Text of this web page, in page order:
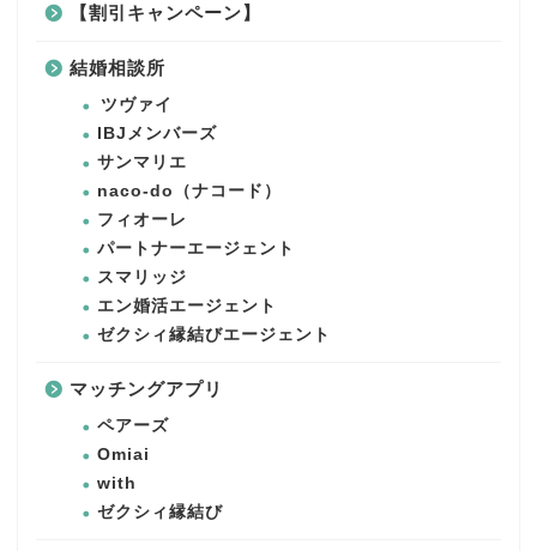
【割引キャンペーン】
結婚相談所
ツヴァイ
IBJメンバーズ
サンマリエ
naco-do（ナコード）
フィオーレ
パートナーエージェント
スマリッジ
エン婚活エージェント
ゼクシィ縁結びエージェント
マッチングアプリ
ペアーズ
Omiai
with
ゼクシィ縁結び